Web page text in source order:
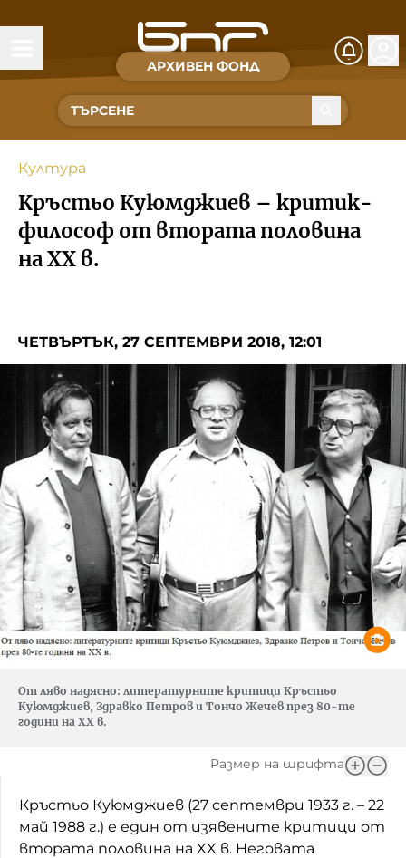
АРХИВЕН ФОНД
Времена и хора
Култура
Музика
Спорт
За Нас
БНР
БНР Новини
Детското.БНР
Култура
Кръстьо Куюмджиев – критик-
философ от втората половина
на XX в.
ЧЕТВЪРТЪК, 27 СЕПТЕМВРИ 2018, 12:01
От ляво надясно: литературните критици Кръстьо
Куюмджиев, Здравко Петров и Тончо Жечев през 80-те
години на XX в.
Размер на шрифта
Кръстьо Куюмджиев (27 септември 1933 г. – 22
май 1988 г.) е един от изявените критици от
втората половина на XX в. Неговата